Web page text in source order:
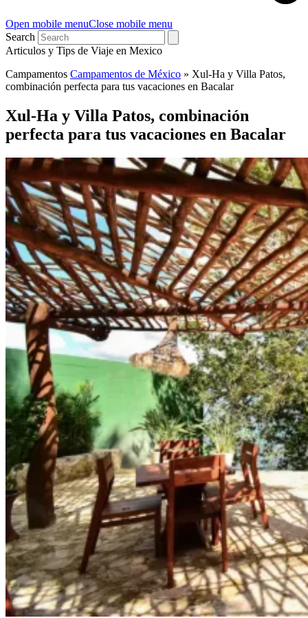
Open mobile menuClose mobile menu
Search
Articulos y Tips de Viaje en Mexico
Campamentos Campamentos de México » Xul-Ha y Villa Patos,
combinación perfecta para tus vacaciones en Bacalar
Xul-Ha y Villa Patos, combinación
perfecta para tus vacaciones en Bacalar